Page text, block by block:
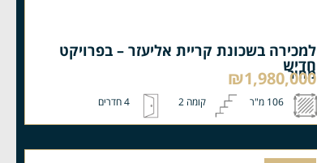
למכירה בשכונת קריית אליעזר – בפרויקט
חדיש
מחיר
₪1,980,000
106 מ"ר קומה 2 4 חדרים